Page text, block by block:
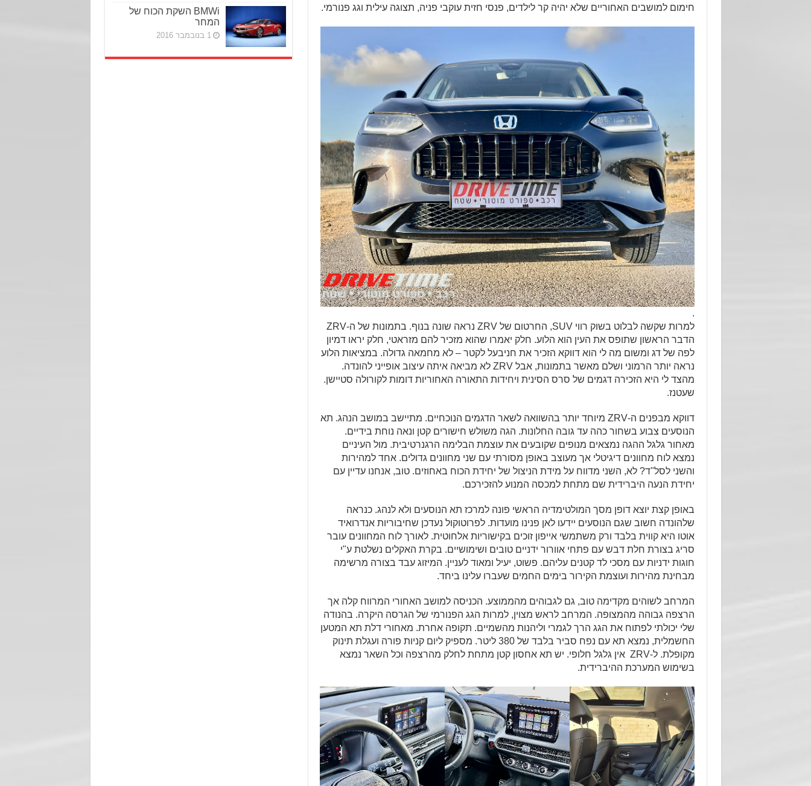
חימום למושבים האחוריים שלא יהיה קר לילדים, פנסי חזית עוקבי פניה, תצוגה עילית וגג פנורמי.
.
למרות שקשה לבלוט בשוק רווי SUV, החרטום של ZRV נראה שונה בנוף. בתמונות של ה-ZRV
הדבר הראשון שתופס את העין הוא הלוע. חלק יאמרו שהוא מזכיר להם מזראטי, חלק יראו דמיון
לפה של דג ומשום מה לי הוא דווקא הזכיר את חניבעל לקטר – לא מחמאה גדולה. במציאות הלוע
נראה יותר הרמוני ושלם מאשר בתמונות, אבל ZRV לא מביאה איתה עיצוב אופייני להונדה.
מהצד לי היא הזכירה דגמים של סרס הסינית ויחידות התאורה האחוריות דומות לקורולה סטיישן.
שעטנז.
דווקא מבפנים ה-ZRV מיוחד יותר בהשוואה לשאר הדגמים הנוכחיים. מתיישב במושב הנהג. תא
הנוסעים צבוע בשחור כהה עד גובה החלונות. הגה משולש חישורים קטן ונאה נוחת בידיים.
מאחור גלגל ההגה נמצאים מנופים שקובעים את עוצמת הבלימה הרגנרטיבית. מול העיניים
נמצא לוח מחוונים דיגיטלי אך מעוצב באופן מסורתי עם שני מחוונים גדולים. אחד למהירות
והשני לסל"ד? לא, השני מדווח על מידת הניצול של יחידת הכוח באחוזים. טוב, אנחנו עדיין עם
יחידת הנעה היברידית שם מתחת למכסה המנוע להזכירכם.
באופן קצת יוצא דופן מסך המולטימדיה הראשי פונה למרכז תא הנוסעים ולא לנהג. כנראה
שלהונדה חשוב שגם הנוסעים יידעו לאן פנינו מועדות. לפרוטוקול נעדכן שחיבוריות אנדרואיד
אוטו היא קווית בלבד ורק משתמשי אייפון זוכים בקישוריות אלחוטית. לאורך לוח המחוונים עובר
סריג בצורת חלת דבש עם פתחי אוורור ידניים טובים ושימושיים. בקרת האקלים נשלטת ע"י
חוגות ידניות עם מסכי לד קטנים עליהם. פשוט, יעיל ומאוד לעניין. המיזוג עבד בצורה מרשימה
מבחינת מהירות ועוצמת הקירור בימים החמים שעברו עלינו ביחד.
המרחב לשוהים מקדימה טוב, גם לגבוהים מהממוצע. הכניסה למושב האחורי המרווח קלה אך
הרצפה גבוהה מהמצופה. המרחב לראש מצוין, למרות הגג הפנורמי של הגרסה היקרה. בהנודה
שלי יכולתי לפתוח את הגג הרך לגמרי וליהנות מהשמיים. תקופה אחרת. מאחורי דלת תא המטען
החשמלית, נמצא תא עם נפח סביר בלבד של 380 ליטר. מספיק ליום קניות פורה ועגלת תינוק
מקופלת. ל-ZRV אין גלגל חלופי. יש תא אחסון קטן מתחת לחלק מהרצפה וכל השאר נמצא
בשימוש המערכת ההיברידית.
BMWi השקת הכוח של
המחר
1 בנובמבר 2016